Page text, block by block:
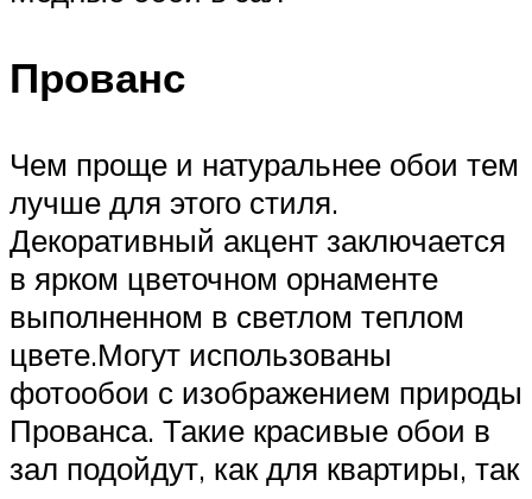
Прованс
Чем проще и натуральнее обои тем
лучше для этого стиля.
Декоративный акцент заключается
в ярком цветочном орнаменте
выполненном в светлом теплом
цвете.Могут использованы
фотообои с изображением природы
Прованса. Такие красивые обои в
зал подойдут, как для квартиры, так